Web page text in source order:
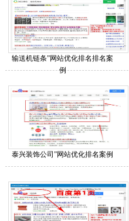
输送机链条”网站优化排名排名案
例
泰兴装饰公司”网站优化排名案例